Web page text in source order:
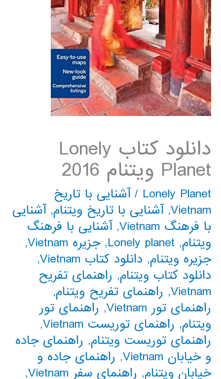
دانلود کتاب Lonely
Planet ویتنام 2016
Lonely Planet
/آشنایی با تاریخ
Vietnam
,آشنایی با تاریخ ویتنام,آشنایی
با فرهنگ Vietnam
,آشنایی با فرهنگ
ویتنام,
Lonely planet
,جزیره Vietnam
,
جزیره ویتنام, دانلود کتاب Vietnam
,
دانلود کتاب ویتنام, راهنمای تفریح
Vietnam
, راهنمای تفریح ویتنام,
راهنمای تور Vietnam
, راهنمای تور
ویتنام, راهنمای توریست Vietnam
,
راهنمای توریست ویتنام, راهنمای جاده
و خیابان Vietnam
, راهنمای جاده و
خیابان ویتنام, راهنمای سفر Vietnam
,